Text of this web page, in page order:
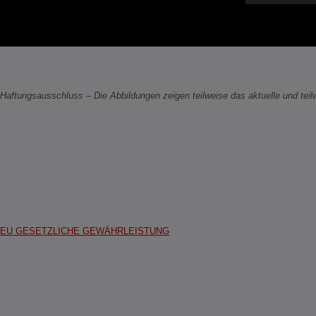
Haftungsausschluss – Die Abbildungen zeigen teilweise das aktuelle und
EU GESETZLICHE GEWÄHRLEISTUNG